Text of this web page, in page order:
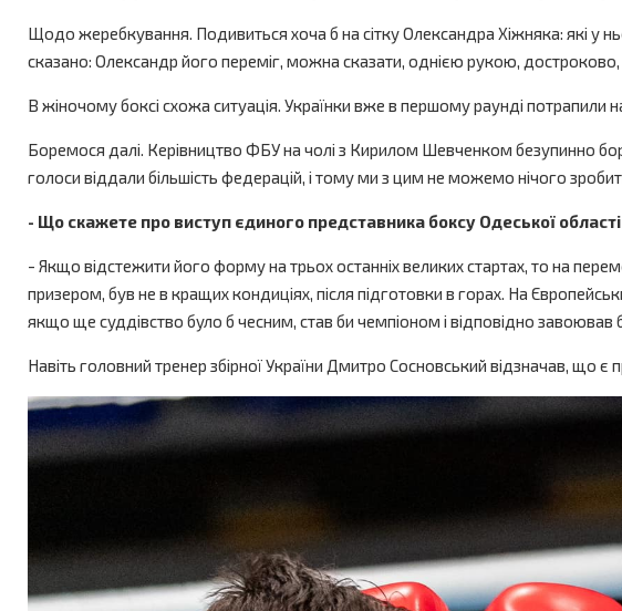
Щодо жеребкування. Подивиться хоча б на сітку Олександра Хіжняка: які у
сказано: Олександр його переміг, можна сказати, однією рукою, достроково,
В жіночому боксі схожа ситуація. Українки вже в першому раунді
Боремося далі. Керівництво ФБУ на чолі з Кирилом Шевченком безупинно
голоси віддали більшість федерацій, і тому ми з цим не можемо нічого
- Що скажете про виступ єдиного представника боксу Одеської
- Якщо відстежити його форму на трьох останніх великих стартах, то на
призером, був не в кращих кондиціях, після підготовки в горах. На
якщо ще суддівство було б чесним, став би чемпіоном і відповідно завоював
Навіть головний тренер збірної України Дмитро Сосновський відзначав, що